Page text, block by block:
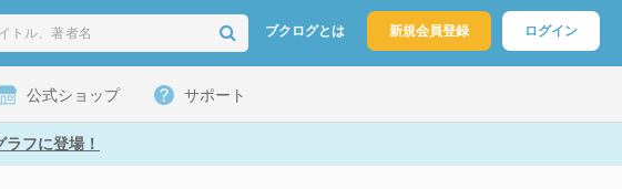
ブクログとは 新規会員登録 ログイン
公式ショップ サポート
フに登場！